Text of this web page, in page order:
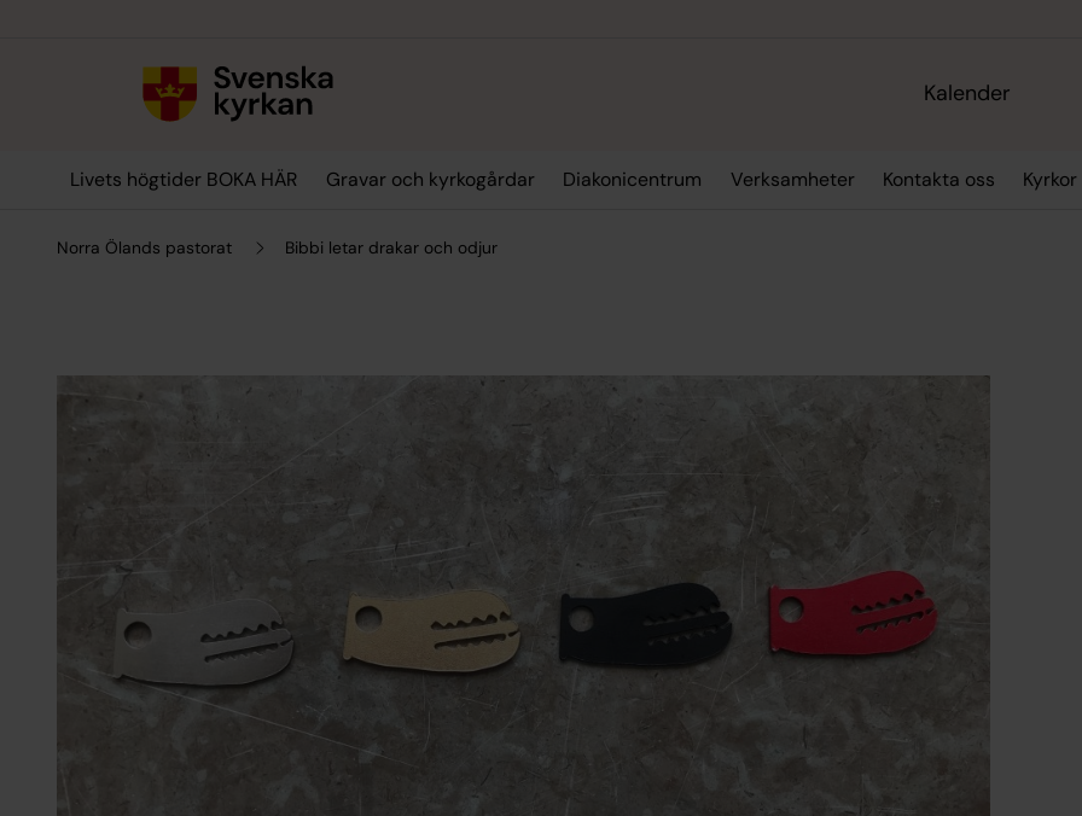
Kalender
Livets högtider BOKA HÄR Gravar och kyrkogårdar Diakonicentrum Verksamheter Kontakta oss
Norra Ölands pastorat Bibbi letar drakar och odjur